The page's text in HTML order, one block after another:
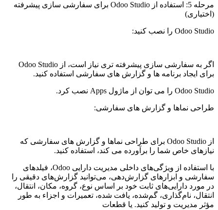
مرحله 5: استفاده از Odoo Studio برای سفارشی سازی پیشرفته
(اختیاری)
Odoo Studio را نصب کنید:
اگر به سفارشی سازی پیشرفته تری نیاز است، از Odoo Studio
برای ایجاد برنامه ها و گزارش های سفارشی استفاده کنید.
Odoo Studio را می توان از ماژول Apps نصب کرد.
طراحی نماها و گزارش های سفارشی:
از Odoo Studio برای طراحی نماها و گزارش های سفارشی که
نیازهای خاص شما را برآورده می کند، استفاده کنید.
با استفاده از ویژگی‌های داخلی مدیریت دارایی Odoo، فیلدهای
سفارشی و ابزارهای گزارش‌دهی، می‌توانید گزارش‌های دقیقی را
در مورد دارایی‌های ثابت خود بر اساس نوع، گروه، مکان، انتقال،
انتقال، نام‌گذاری، گم‌شده، یافت شده، تعمیرات و اجزاء به طور
مؤثر مدیریت و تولید کنید. یا قطعات